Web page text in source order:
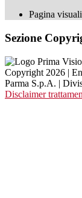
Pagina
Sezione
Copyright 2026 |
Parma S.p.A. |
Disclaimer